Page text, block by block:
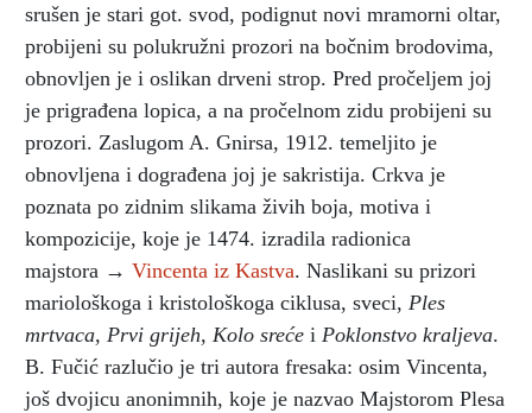
srušen je stari got. svod, podignut novi mramorni oltar,
probijeni su polukružni prozori na bočnim brodovima,
obnovljen je i oslikan drveni strop. Pred pročeljem joj
je prigrađena lopica, a na pročelnom zidu probijeni su
prozori. Zaslugom A. Gnirsa, 1912. temeljito je
obnovljena i dograđena joj je sakristija. Crkva je
poznata po zidnim slikama živih boja, motiva i
kompozicije, koje je 1474. izradila radionica
majstora → Vincenta iz Kastva. Naslikani su prizori
mariološkoga i kristološkoga ciklusa, sveci, Ples
mrtvaca, Prvi grijeh, Kolo sreće i Poklonstvo kraljeva.
B. Fučić razlučio je tri autora fresaka: osim Vincenta,
još dvojicu anonimnih, koje je nazvao Majstorom Plesa